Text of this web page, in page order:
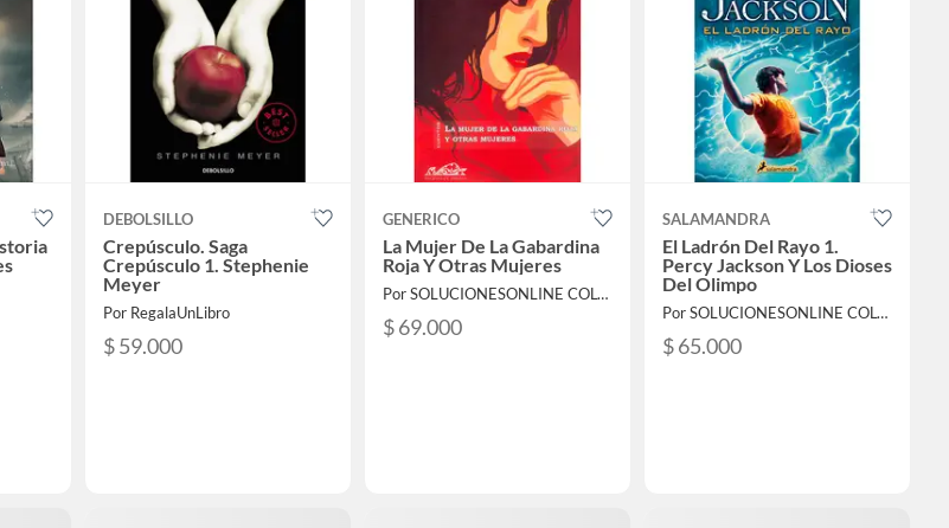
DEBOLSILLO
Crepúsculo. Saga
Crepúsculo 1. Stephenie
Meyer
Por RegalaUnLibro
$ 59.000
GENERICO
La Mujer De La Gabardina
Roja Y Otras Mujeres
Por SOLUCIONESONLINE COLOMBIA SAS
$ 69.000
SALAMANDRA
El Ladrón Del Rayo 1.
Percy Jackson Y Los Dioses
Del Olimpo
Por SOLUCIONESONLINE COLOMBIA SAS
$ 65.000